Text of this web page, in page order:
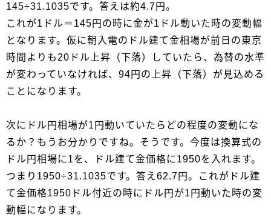
145÷31.1035です。答えは約4.7円。
これが1ドル＝145円の時に金が1ドル動いた時の変動幅
となります。仮に朝入電のドル建て金相場が前日の東京
時間よりも20ドル上昇（下落）していたら、為替の水準
が変わっていなければ、94円の上昇（下落）が見込める
ことになります。
次にドル円相場が1円動いていたらどの程度の変動にな
るか？もうお分かりですね。そうです。今度は換算式の
ドル円相場に1を、ドル建て金価格に1950を入れます。
つまり1950÷31.1035です。答え62.7円。これがドル建
て金価格1950ドル付近の時にドル円が1円動いた時の変
動幅になります。